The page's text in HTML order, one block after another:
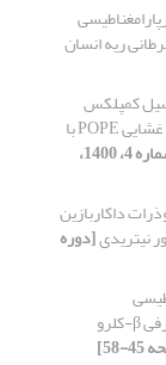
کمپلکس
شده در نانولوله‌های کربنی خالص و عامل دار از مدل غشایی POPE با
[دوره 8، شماره 4، 1400،
داکاربازین
نیتریدی[دوره
NiFe2O4/Cu(OH)2و استفاده از آن در سنتز تک ظرفی β-کلرو